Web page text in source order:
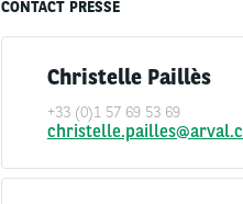
CONTACT PRESSE
Christelle Paillès
+33 (0)1 57 69 53 69